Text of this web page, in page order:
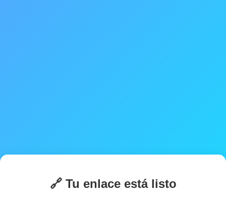
🔗 Tu enlace está listo